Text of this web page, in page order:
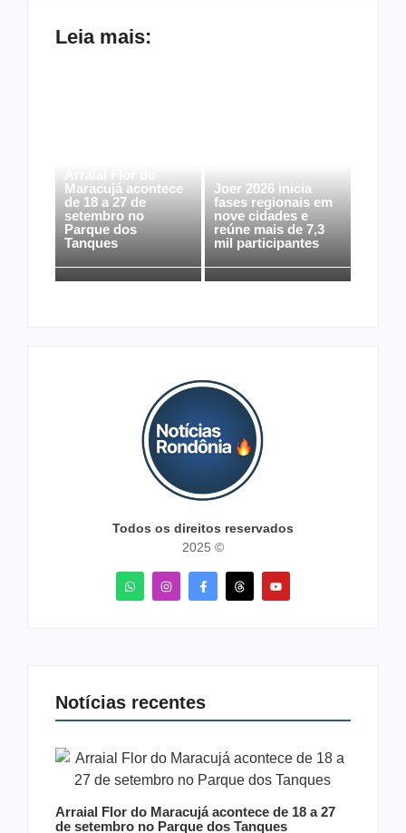
Leia mais:
Maracujá acontece
de 18 a 27 de
setembro no
Parque dos
Tanques
Joer 2026 inicia
fases regionais em
nove cidades e
reúne mais de 7,3
mil participantes
Todos os direitos reservados
2025 ©
Notícias recentes
Arraial Flor do Maracujá acontece de 18 a 27
de setembro no Parque dos Tanques